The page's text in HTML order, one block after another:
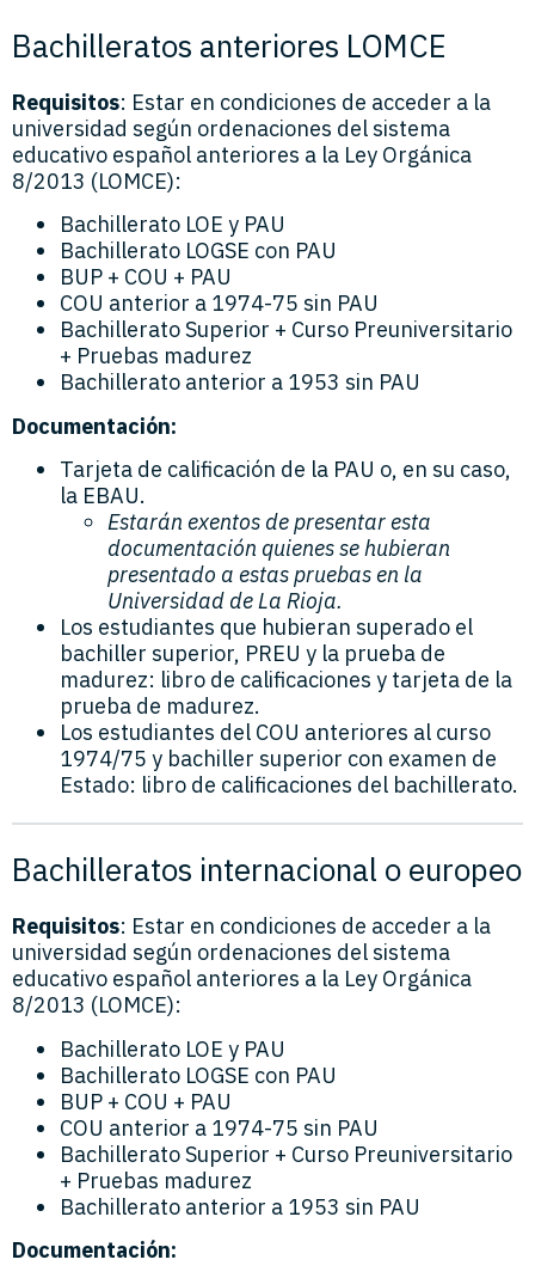
Bachilleratos anteriores LOMCE
Requisitos: Estar en condiciones de acceder a la
universidad según ordenaciones del sistema
educativo español anteriores a la Ley Orgánica
8/2013 (LOMCE):
Bachillerato LOE y PAU
Bachillerato LOGSE con PAU
BUP + COU + PAU
COU anterior a 1974-75 sin PAU
Bachillerato Superior + Curso Preuniversitario
+ Pruebas madurez
Bachillerato anterior a 1953 sin PAU
Documentación:
Tarjeta de calificación de la PAU o, en su caso,
la EBAU.
Estarán exentos de presentar esta
documentación quienes se hubieran
presentado a estas pruebas en la
Universidad de La Rioja.
Los estudiantes que hubieran superado el
bachiller superior, PREU y la prueba de
madurez: libro de calificaciones y tarjeta de la
prueba de madurez.
Los estudiantes del COU anteriores al curso
1974/75 y bachiller superior con examen de
Estado: libro de calificaciones del bachillerato.
Bachilleratos internacional o europeo
Requisitos: Estar en condiciones de acceder a la
universidad según ordenaciones del sistema
educativo español anteriores a la Ley Orgánica
8/2013 (LOMCE):
Bachillerato LOE y PAU
Bachillerato LOGSE con PAU
BUP + COU + PAU
COU anterior a 1974-75 sin PAU
Bachillerato Superior + Curso Preuniversitario
+ Pruebas madurez
Bachillerato anterior a 1953 sin PAU
Documentación: